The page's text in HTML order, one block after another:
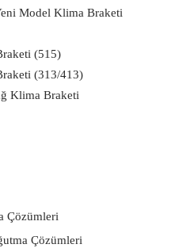
Model Klima Braketi
(515)
(313/413)
Klima Braketi
Çözümleri
Çözümleri